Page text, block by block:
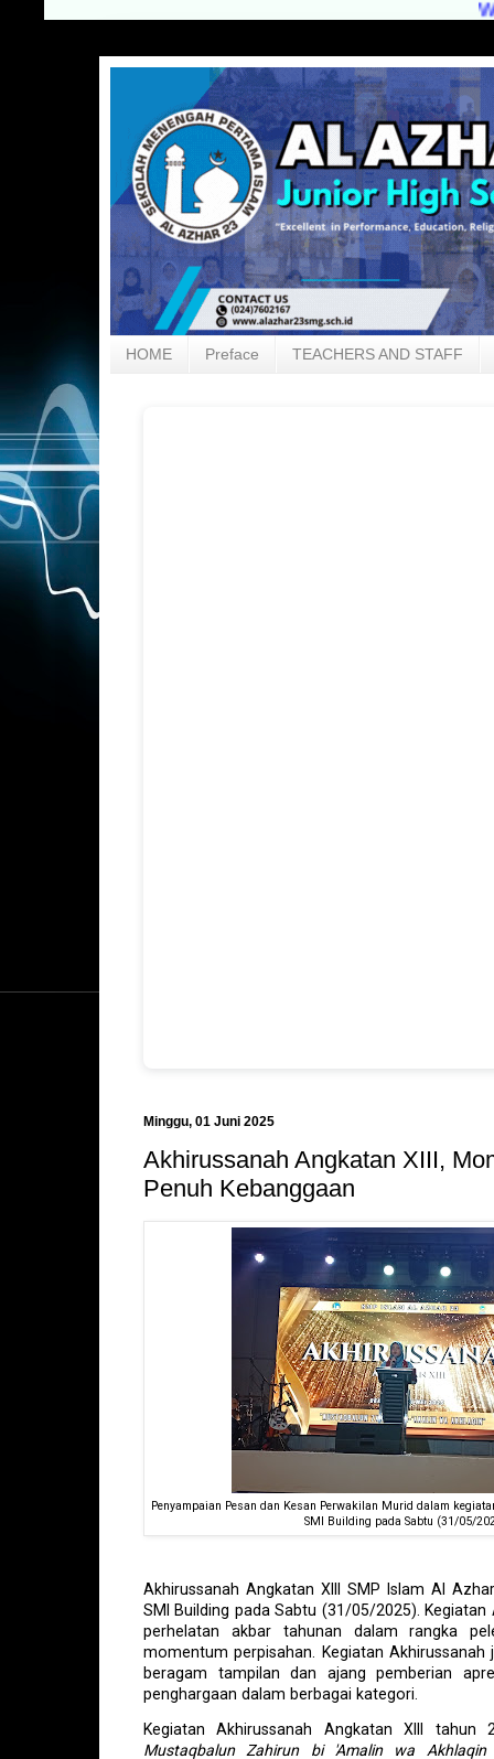
HOME Preface TEACHERS AND STAFF
Minggu, 01 Juni 2025
Akhirussanah Angkatan XIII,
Penuh Kebanggaan
Penyampaian Pesan dan Kesan Perwakilan Murid dalam
SMI Building pada Sabtu (31/05/
Akhirussanah Angkatan XIII SMP Islam Al
SMI Building pada Sabtu (31/05/2025). Kegiatan
perhelatan akbar tahunan dalam rangka
momentum perpisahan. Kegiatan Akhirussanah
beragam tampilan dan ajang pemberian
penghargaan dalam berbagai kategori.
Kegiatan Akhirussanah Angkatan XIII tahun
Mustaqbalun Zahirun bi 'Amalin wa Akhlaqin